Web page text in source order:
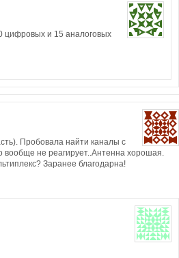
цифровых и 15 аналоговых
Пробовала найти каналы с
вообще не реагирует..Антенна хорошая.
Заранее благодарна!